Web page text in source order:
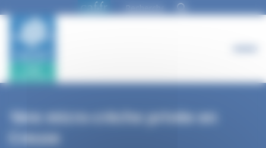
1ère micro-crèche privée en
Creuse
Panneau de gestion des cookies